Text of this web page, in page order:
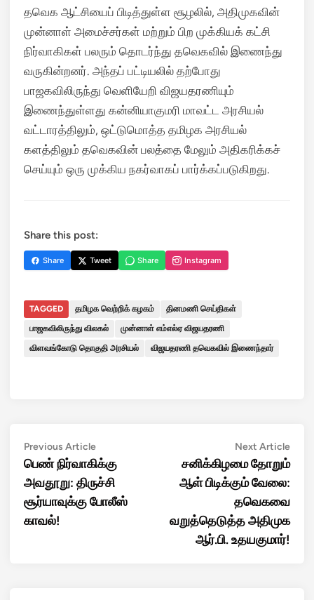
தவெக ஆட்சியைப் பிடித்துள்ள சூழலில், அதிமுகவின்
முன்னாள் அமைச்சர்கள் மற்றும் பிற முக்கியக் கட்சி
நிர்வாகிகள் பலரும் தொடர்ந்து தவெகவில் இணைந்து
வருகின்றனர். அந்தப் பட்டியலில் தற்போது
பாஜகவிலிருந்து வெளியேறி விஜயதரணியும்
இணைந்துள்ளது கன்னியாகுமரி மாவட்ட அரசியல்
வட்டாரத்திலும், ஒட்டுமொத்த தமிழக அரசியல்
களத்திலும் தவெகவின் பலத்தை மேலும் அதிகரிக்கச்
செய்யும் ஒரு முக்கிய நகர்வாகப் பார்க்கப்படுகிறது.
Share this post:
Share Tweet Share Instagram
TAGGED தமிழக வெற்றிக் கழகம்
தினமணி செய்திகள்
பாஜகவிலிருந்து விலகல்
முன்னாள் எம்எல்ஏ விஜயதரணி
விளவங்கோடு தொகுதி அரசியல்
விஜயதரணி தவெகவில் இணைந்தார்
Post
navigation
Previous ArticlePrevious
article:
பெண் நிர்வாகிக்கு
அவதூறு: திருச்சி
சூர்யாவுக்கு போலீஸ்
காவல்!
Next ArticleNext
சனிக்கிழமை தோறும்
ஆள் பிடிக்கும் வேலை:
தவெகவை
வறுத்தெடுத்த அதிமுக
ஆர்.பி. உதயகுமார்!